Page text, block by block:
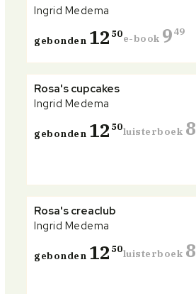
Ingrid Medema
gebonden 12 50e-book 949
Rosa's cupcakes
Ingrid Medema
gebonden 12 50luisterboek 8
Rosa's creaclub
Ingrid Medema
gebonden 12 50luisterboek 8